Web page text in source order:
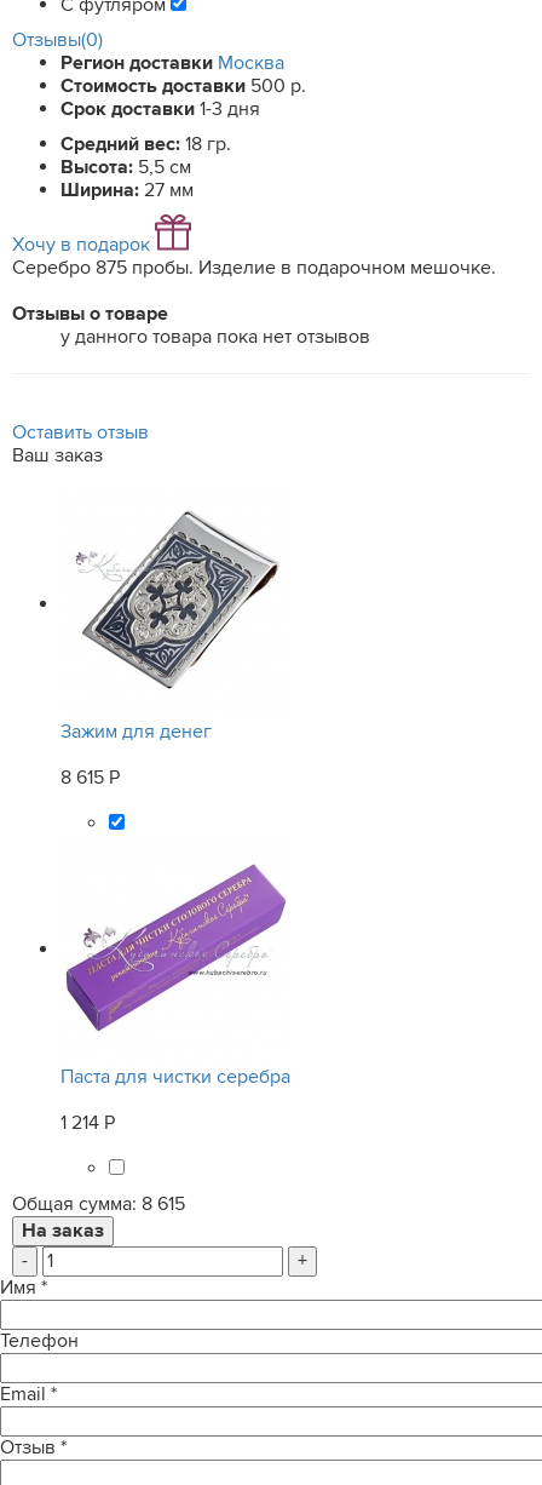
С футляром
Отзывы(0)
Регион доставки Москва
Стоимость доставки 500 р.
Срок доставки 1-3 дня
Средний вес: 18 гр.
Высота: 5,5 см
Ширина: 27 мм
Хочу в подарок
Серебро 875 пробы. Изделие в подарочном мешочке.
Отзывы о товаре
у данного товара пока нет отзывов
Оставить отзыв
Ваш заказ
Зажим для денег
8 615 Р
Паста для чистки серебра
1 214 Р
Общая сумма: 8 615
-
+
Имя *
Телефон
Email *
Отзыв *